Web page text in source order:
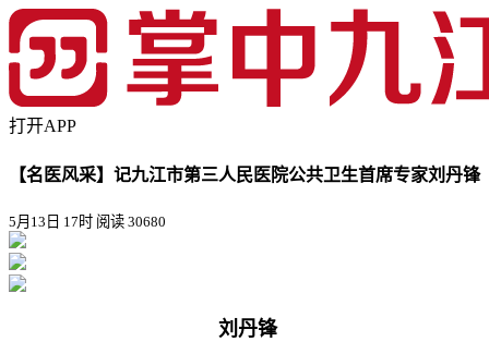
打开APP
【名医风采】记九江市第三人民医院公共卫生首席专家刘丹锋
5月13日 17时 阅读 30680
刘丹锋